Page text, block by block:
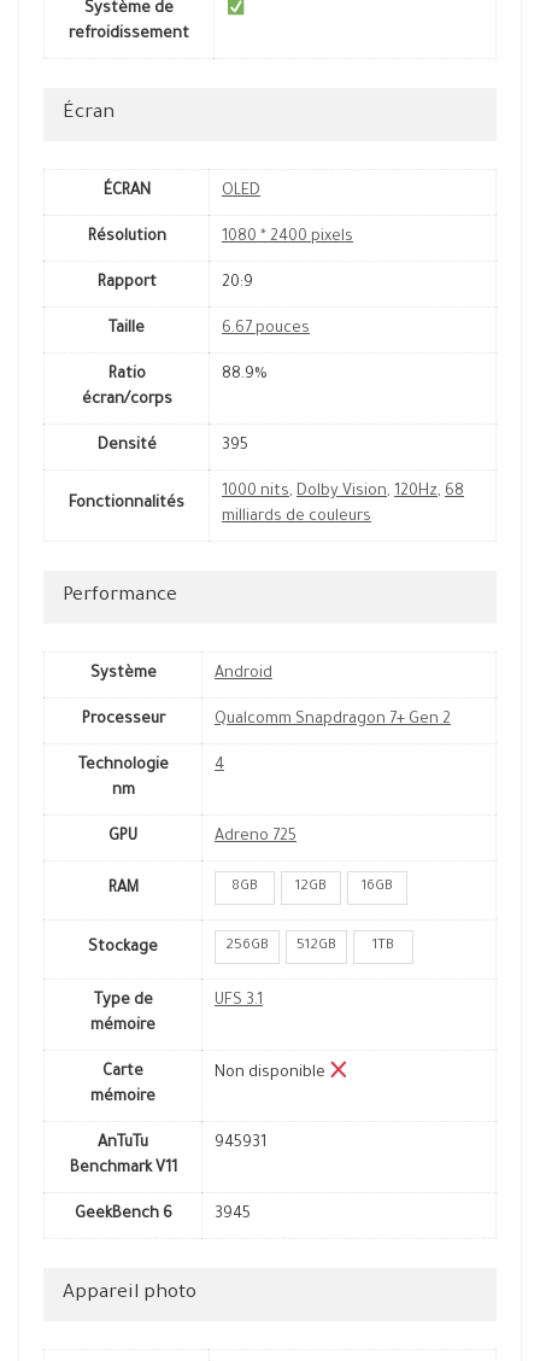
Système de
refroidissement
Écran
ÉCRAN OLED
Résolution 1080 * 2400 pixels
Rapport 20:9
Taille 6.67 pouces
Ratio
écran/corps
88.9%
Densité 395
Fonctionnalités
1000 nits, Dolby Vision, 120Hz, 68
milliards de couleurs
Performance
Système Android
Processeur Qualcomm Snapdragon 7+ Gen 2
Technologie
nm
4
GPU Adreno 725
RAM 8GB 12GB 16GB
Stockage 256GB 512GB 1TB
Type de
mémoire
UFS 3.1
Carte
mémoire
Non disponible
AnTuTu
Benchmark V11
945931
GeekBench 6 3945
Appareil photo